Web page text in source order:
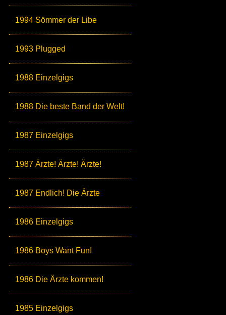
1994 Sömmer der Libe
1993 Plugged
1988 Einzelgigs
1988 Die beste Band der Welt!
1987 Einzelgigs
1987 Ärzte! Ärzte! Ärzte!
1987 Endlich! Die Ärzte
1986 Einzelgigs
1986 Boys Want Fun!
1986 Die Ärzte kommen!
1985 Einzelgigs